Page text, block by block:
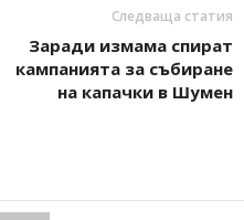
Следваща статия
Заради измама спират
кампанията за събиране
на капачки в Шумен